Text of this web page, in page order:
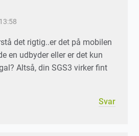
det rigtig..er det på mobilen
en udbyder eller er det kun
Altså, din SGS3 virker fint
Svar